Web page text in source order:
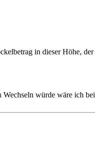
in dieser Höhe,
würde wäre ich